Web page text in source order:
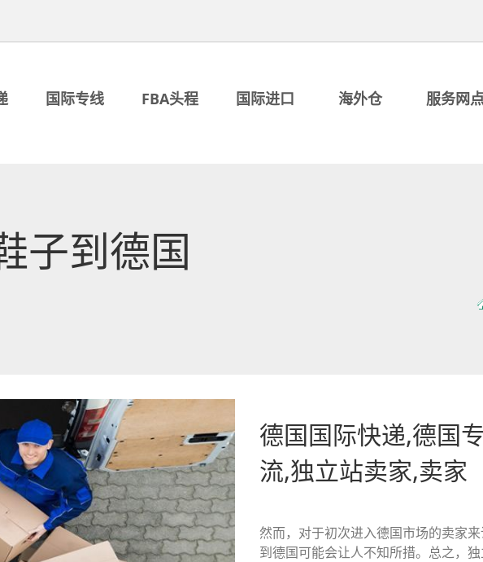
国际专线 FBA头程 国际进口 海外仓 服务网
子到德国
德国国际快递,德国
流,独立站卖家,卖家
然而，对于初次进入德国市场的卖家
到德国可能会让人不知所措。总之，